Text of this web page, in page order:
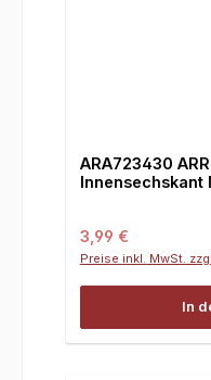
ARA723430
Innensechskant
Regulärer Preis:
3,99 €
Preise inkl. MwSt.
In